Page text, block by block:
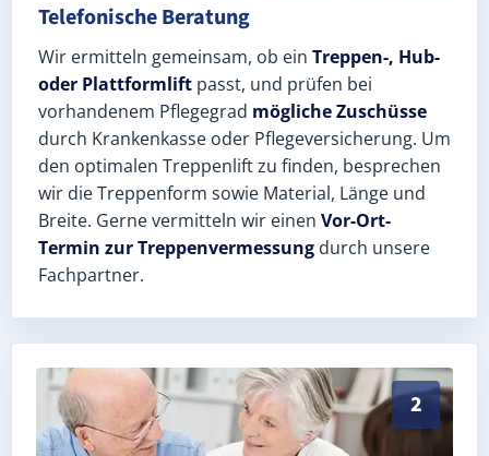
Telefonische Beratung
Wir ermitteln gemeinsam, ob ein Treppen-, Hub-
oder Plattformlift passt, und prüfen bei
vorhandenem Pflegegrad mögliche Zuschüsse
durch Krankenkasse oder Pflegeversicherung. Um
den optimalen Treppenlift zu finden, besprechen
wir die Treppenform sowie Material, Länge und
Breite. Gerne vermitteln wir einen Vor-Ort-
Termin zur Treppenvermessung durch unsere
Fachpartner.
2
Exaktes Aufmaß in Prötzel Prädikow (Landkreis